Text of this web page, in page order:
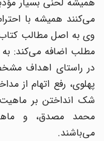
می‌کنند همیشه با
وی به اصل مطالب کتاب
مطلب اضافه می‌کند: به
در راستای اهداف
پهلوی، رفع اتهام از
شک انداختن بر ماهیت
می‌باشند.